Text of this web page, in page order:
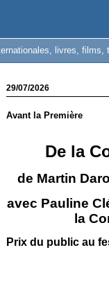
livres, films,
29/07/2026
Avant la Première
De la
de Martin
avec Pauline
la
Prix du public au